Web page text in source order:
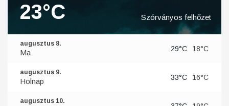
23°C Szórványos felhőzet
augusztus 8.
Ma 29°C 18°C
augusztus 9.
Holnap 33°C 16°C
augusztus 10.